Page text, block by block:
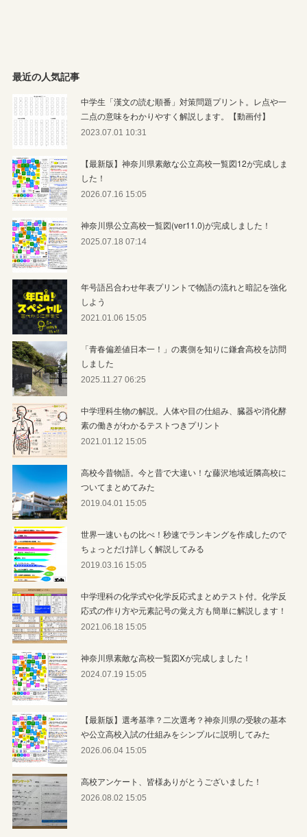
最近の人気記事
中学生「漢文の読む順番」対策問題プリント。レ点や一
二点の意味をわかりやすく解説します。【動画付】
2023.07.01 10:31
【最新版】神奈川県素敵な公立高校一覧図12が完成しま
した！
2026.07.16 15:05
神奈川県公立高校一覧図(ver11.0)が完成しました！
2025.07.18 07:14
年号語呂合わせ年表プリントで物語の流れと暗記を強化
しよう
2021.01.06 15:05
「青春偏差値日本一！」の裏側を知りに鎌倉高校を訪問
しました
2025.11.27 06:25
中学理科生物の解説。人体や目の仕組み、臓器や消化酵
素の働きがわかるテストつきプリント
2021.01.12 15:05
高校今昔物語。今と昔で大違い！な藤沢地域近隣高校に
ついてまとめてみた
2019.04.01 15:05
世界一速いもの比べ！秒速でランキングを作成したので
ちょっとだけ詳しく解説してみる
2019.03.16 15:05
中学理科の化学式や化学反応式まとめテスト付。化学反
応式の作り方や元素記号の覚え方も簡単に解説します！
2021.06.18 15:05
神奈川県素敵な高校一覧図Xが完成しました！
2024.07.19 15:05
【最新版】選考基準？二次選考？神奈川県の受験の基本
や公立高校入試の仕組みをシンプルに説明してみた
2026.06.04 15:05
高校アンケート、皆様ありがとうございました！
2026.08.02 15:05